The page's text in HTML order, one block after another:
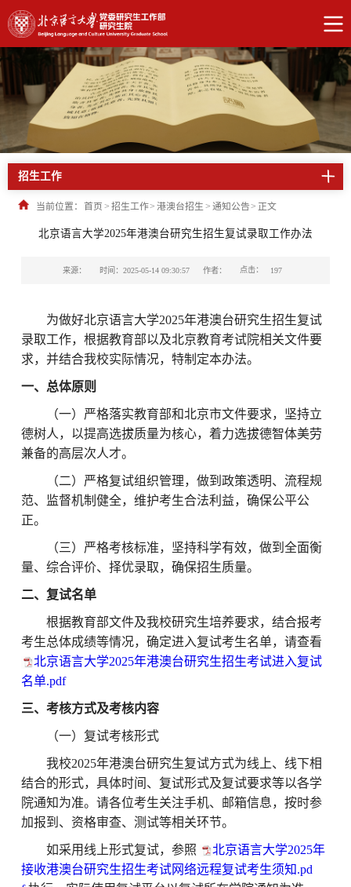
招生工作
当前位置： 首页 > 招生工作> 港澳台招生 > 通知公告> 正文
北京语言大学2025年港澳台研究生招生复试录取工作办法
来源： 时间：2025-05-14 09:30:57 作者： 点击： 197
为做好北京语言大学2025年港澳台研究生招生复试
录取工作，根据教育部以及北京教育考试院相关文件要
求，并结合我校实际情况，特制定本办法。
一、总体原则
（一）严格落实教育部和北京市文件要求，坚持立
德树人，以提高选拔质量为核心，着力选拔德智体美劳
兼备的高层次人才。
（二）严格复试组织管理，做到政策透明、流程规
范、监督机制健全，维护考生合法利益，确保公平公
正。
（三）严格考核标准，坚持科学有效，做到全面衡
量、综合评价、择优录取，确保招生质量。
二、复试名单
根据教育部文件及我校研究生培养要求，结合报考
考生总体成绩等情况，确定进入复试考生名单，请查看
北京语言大学2025年港澳台研究生招生考试进入复试
名单.pdf
三、考核方式及考核内容
（一）复试考核形式
我校2025年港澳台研究生复试方式为线上、线下相
结合的形式，具体时间、复试形式及复试要求等以各学
院通知为准。请各位考生关注手机、邮箱信息，按时参
加报到、资格审查、测试等相关环节。
如采用线上形式复试，参照
北京语言大学2025年
接收港澳台研究生招生考试网络远程复试考生须知.pd